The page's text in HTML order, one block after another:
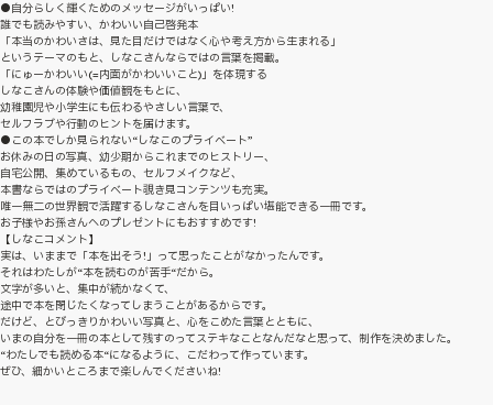
●自分らしく輝くためのメッセージがいっぱい!
誰でも読みやすい、かわいい自己啓発本
「本当のかわいさは、見た目だけではなく心や考え方から生まれる」
というテーマのもと、しなこさんならではの言葉を掲載。
「にゅーかわいい(=内面がかわいいこと)」を体現する
しなこさんの体験や価値観をもとに、
幼稚園児や小学生にも伝わるやさしい言葉で、
セルフラブや行動のヒントを届けます。
●この本でしか見られない“しなこのプライベート”
お休みの日の写真、幼少期からこれまでのヒストリー、
自宅公開、集めているもの、セルフメイクなど、
本書ならではのプライベート覗き見コンテンツも充実。
唯一無二の世界観で活躍するしなこさんを目いっぱい堪能できる一冊です。
お子様やお孫さんへのプレゼントにもおすすめです!
【しなこコメント】
実は、いままで「本を出そう!」って思ったことがなかったんです。
それはわたしが“本を読むのが苦手“だから。
文字が多いと、集中が続かなくて、
途中で本を閉じたくなってしまうことがあるからです。
だけど、とびっきりかわいい写真と、心をこめた言葉とともに、
いまの自分を一冊の本として残すのってステキなことなんだなと思って、制作を決めました。
“わたしでも読める本“になるように、こだわって作っています。
ぜひ、細かいところまで楽しんでくださいね!